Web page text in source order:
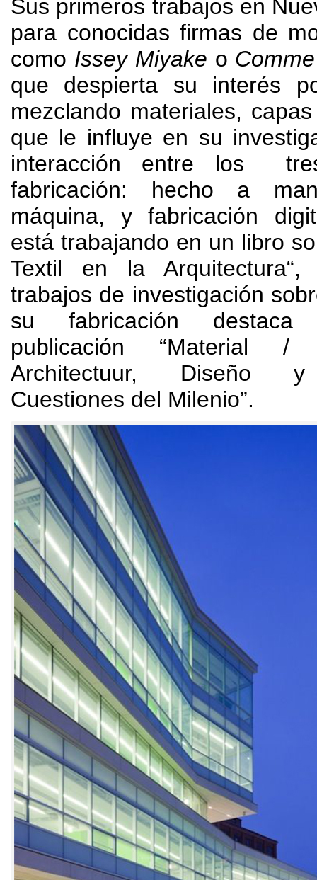
Sus primeros trabajos en
para conocidas firmas de
como Issey Miyake o
que despierta su interés
mezclando materiales,
que le influye en su
interacción entre los
fabricación: hecho a
máquina, y fabricación
está trabajando en un libro
Textil en la Arquitectura“
trabajos de investigación
su fabricación
publicación “Material
Architectuur, Diseño y
Cuestiones del Milenio”.